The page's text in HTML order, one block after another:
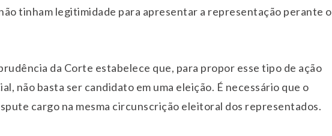
tinham legitimidade para apresentar a representação perante o
da Corte estabelece que, para propor esse tipo de ação
não basta ser candidato em uma eleição. É necessário que o
cargo na mesma circunscrição eleitoral dos representados.